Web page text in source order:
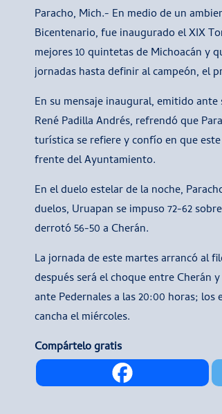
Paracho, Mich.- En medio de un
Bicentenario, fue inaugurado el XIX
mejores 10 quintetas de Michoacán y
jornadas hasta definir al campeón, el
En su mensaje inaugural, emitido
René Padilla Andrés, refrendó que
turística se refiere y confío en que
frente del Ayuntamiento.
En el duelo estelar de la noche,
duelos, Uruapan se impuso 72-62
derrotó 56-50 a Cherán.
La jornada de este martes arrancó al
después será el choque entre Cherán
ante Pedernales a las 20:00 horas;
cancha el miércoles.
Compártelo gratis